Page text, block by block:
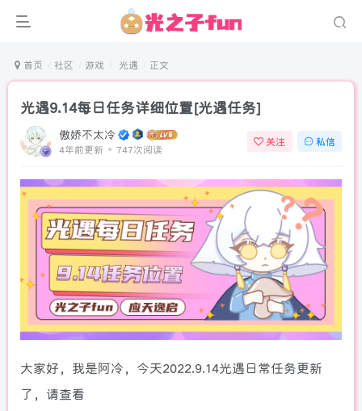
首页 社区 游戏 光遇 正文
光遇9.14每日任务详细位置[光遇任务]
傲娇不太冷
4年前更新 747次阅读
关注 私信
大家好，我是阿冷，今天2022.9.14光遇日常任务更新
了，请查看